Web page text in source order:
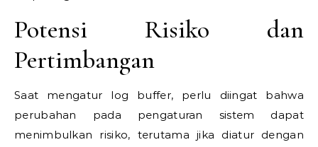
Potensi Risiko dan
Pertimbangan
Saat mengatur log buffer, perlu diingat bahwa
perubahan pada pengaturan sistem dapat
menimbulkan risiko, terutama jika diatur dengan